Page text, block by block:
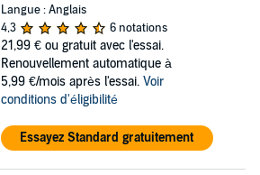
Langue : Anglais
4,3
6 notations
21,99 € ou gratuit avec l'essai.
Renouvellement automatique à
5,99 €/mois après l'essai. Voir
conditions d'éligibilité
Essayez Standard gratuitement